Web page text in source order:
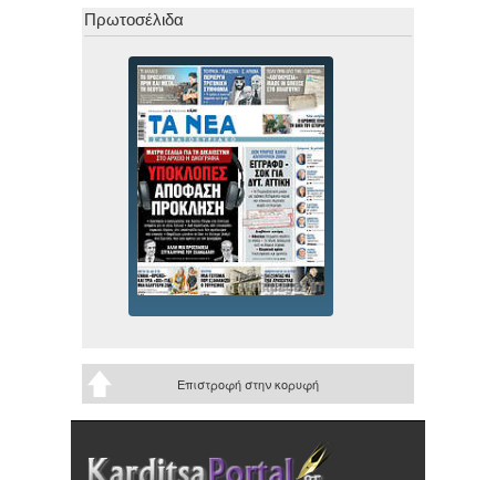
Πρωτοσέλιδα
Επιστροφή στην κορυφή